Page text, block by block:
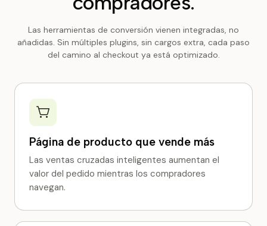
Las herramientas de conversión vienen integradas, no
añadidas. Sin múltiples plugins, sin cargos extra, cada paso
del camino al checkout ya está optimizado.
Página de producto que vende más
Las ventas cruzadas inteligentes aumentan el
valor del pedido mientras los compradores
navegan.